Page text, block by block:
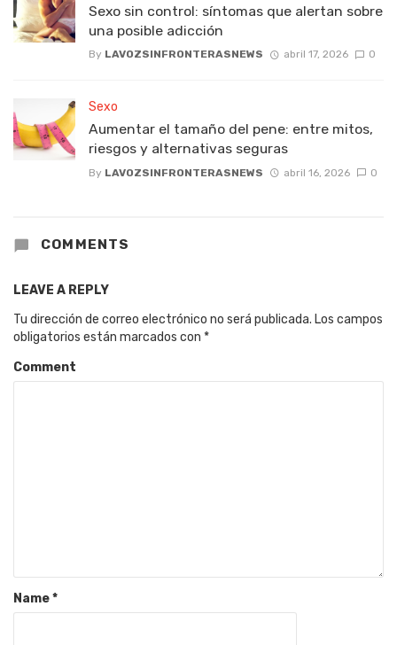
Sexo sin control: síntomas que alertan sobre
una posible adicción
By LAVOZSINFRONTERASNEWS abril 17, 2026 0
Sexo
Aumentar el tamaño del pene: entre mitos,
riesgos y alternativas seguras
By LAVOZSINFRONTERASNEWS abril 16, 2026 0
COMMENTS
LEAVE A REPLY
Tu dirección de correo electrónico no será publicada. Los campos
obligatorios están marcados con *
Comment
Name*